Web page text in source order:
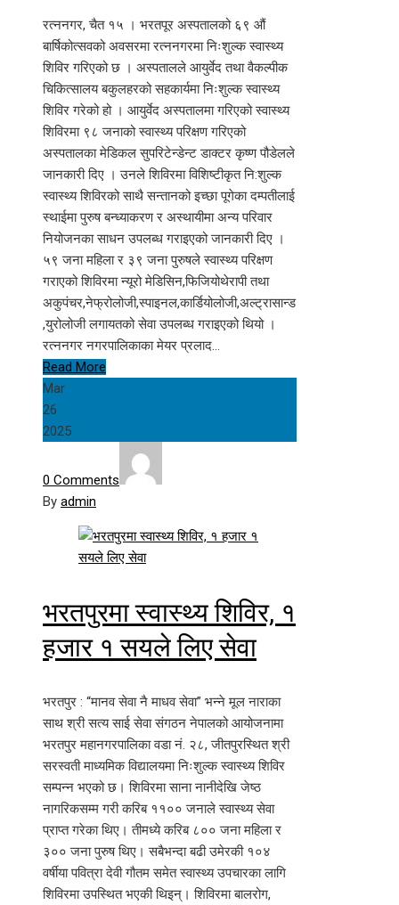
रत्ननगर, चैत १५ । भरतपूर अस्पतालको ६९ औं
बार्षिकोत्सवको अवसरमा रत्ननगरमा निःशुल्क स्वास्थ्य
शिविर गरिएको छ । अस्पतालले आयुर्वेद तथा वैकल्पीक
चिकित्सालय बकुलहरको सहकार्यमा निःशुल्क स्वास्थ्य
शिविर गरेको हो । आयुर्वेद अस्पतालमा गरिएको स्वास्थ्य
शिविरमा ९८ जनाको स्वास्थ्य परिक्षण गरिएको
अस्पतालका मेडिकल सुपरिटेन्डेन्ट डाक्टर कृष्ण पौडेलले
जानकारी दिए । उनले शिविरमा विशिष्टीकृत नि:शुल्क
स्वास्थ्य शिविरको साथै सन्तानको इच्छा पूगेका दम्पतीलाई
स्थाईमा पुरुष बन्ध्याकरण र अस्थायीमा अन्य परिवार
नियोजनका साधन उपलब्ध गराइएको जानकारी दिए ।
५९ जना महिला र ३९ जना पुरुषले स्वास्थ्य परिक्षण
गराएको शिविरमा न्यूरो मेडिसिन,फिजियोथेरापी तथा
अकुपंचर,नेफ्रोलोजी,स्पाइनल,कार्डियोलोजी,अल्ट्रासान्ड
,युरोलोजी लगायतको सेवा उपलब्ध गराइएको थियो ।
रत्ननगर नगरपालिकाका मेयर प्रलाद…
Read More
Mar
26
2025
0 Comments
By admin
भरतपुरमा स्वास्थ्य शिविर, १
हजार १ सयले लिए सेवा
भरतपुर : “मानव सेवा नै माधव सेवा” भन्ने मूल नाराका
साथ श्री सत्य साई सेवा संगठन नेपालको आयोजनामा
भरतपुर महानगरपालिका वडा नं. २८, जीतपुरस्थित श्री
सरस्वती माध्यमिक विद्यालयमा निःशुल्क स्वास्थ्य शिविर
सम्पन्न भएको छ। शिविरमा साना नानीदेखि जेष्ठ
नागरिकसम्म गरी करिब ११०० जनाले स्वास्थ्य सेवा
प्राप्त गरेका थिए। तीमध्ये करिब ८०० जना महिला र
३०० जना पुरुष थिए। सबैभन्दा बढी उमेरकी १०४
वर्षीया पवित्रा देवी गौतम समेत स्वास्थ्य उपचारका लागि
शिविरमा उपस्थित भएकी थिइन्। शिविरमा बालरोग,